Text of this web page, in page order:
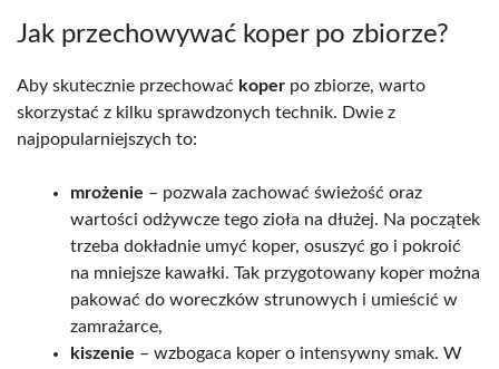
Jak przechowywać koper po zbiorze?
Aby skutecznie przechować koper po zbiorze, warto
skorzystać z kilku sprawdzonych technik. Dwie z
najpopularniejszych to:
mrożenie – pozwala zachować świeżość oraz
wartości odżywcze tego zioła na dłużej. Na początek
trzeba dokładnie umyć koper, osuszyć go i pokroić
na mniejsze kawałki. Tak przygotowany koper można
pakować do woreczków strunowych i umieścić w
zamrażarce,
kiszenie – wzbogaca koper o intensywny smak. W